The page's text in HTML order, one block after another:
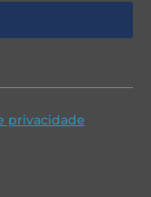
privacidade